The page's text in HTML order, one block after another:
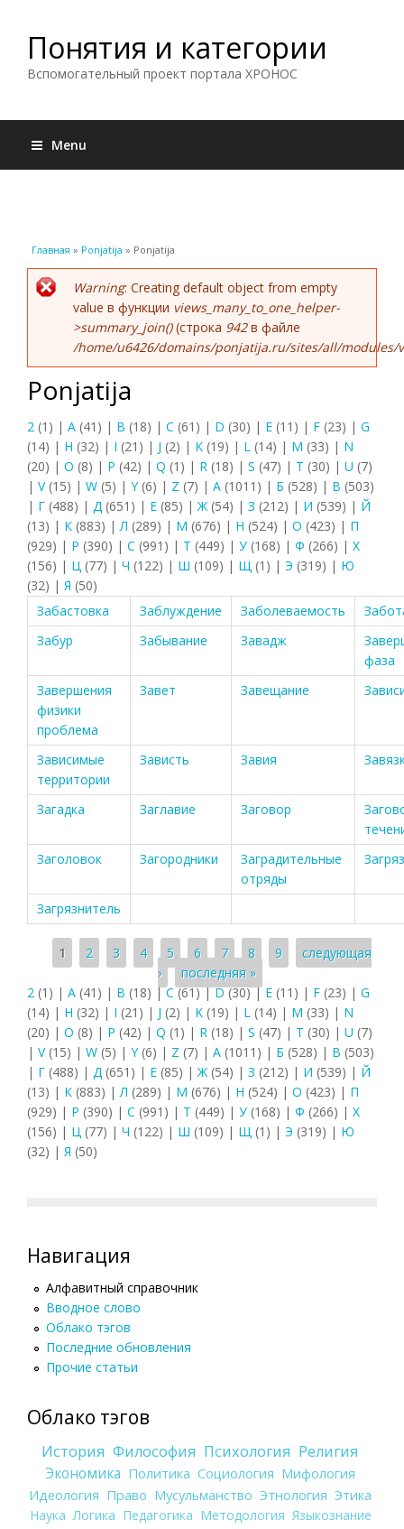
Понятия и категории
Вспомогательный проект портала ХРОНОС
Menu
Вы здесь
Главная » Ponjatija » Ponjatija
Сообщение об ошибке
Warning: Creating default object from empty
value в функции views_many_to_one_helper-
>summary_join()(строка 942в файле
/home/u6426/domains/ponjatija.ru/sites/all/modules/
Ponjatija
2 (1) | A (41) | B (18) | C (61) | D (30) | E (11) | F (23) | G
(14) | H (32) | I (21) | J (2) | K (19) | L (14) | M (33) | N
(20) | O (8) | P (42) | Q (1) | R (18) | S (47) | T (30) | U (7)
| V(15) | W (5) | Y(6) | Z (7) | А (1011) | Б (528) | В (503)
| Г (488) | Д (651) | Е (85) | Ж (54) | З (212) | И (539) | Й
(13) | К (883) | Л (289) | М (676) | Н (524) | О (423) | П
(929) | Р (390) | С (991) | Т (449) | У (168) | Ф (266) | Х
(156) | Ц (77) | Ч (122) | Ш (109) | Щ (1) | Э (319) | Ю
(32) | Я (50)
Забастовка
Заблуждение Заболеваемость
Забур
Забывание Завадж
фаза
Завершения
физики
проблема
Завет Завещание
Зависимые
территории
Зависть Завия
Загадка Заглавие Заговор
Заголовок
Загородники
Заградительные
отряды
Загрязнитель
Страницы
1 2 3 4 5 6 7 8 9
следующая
›
последняя »
2 (1) | A (41) | B (18) |C(61)|D(30)| E (11) | F (23) | G
(14) | H (32) | I (21) | J (2) | K (19) | L (14) | M (33) | N
(20) | O (8) | P (42) | Q (1) | R (18) | S (47) | T (30) | U (7)
| V(15) | W (5) | Y(6) | Z (7) | А (1011) | Б (528) | В (503)
| Г (488) | Д (651) | Е (85) | Ж (54) | З (212) | И (539) | Й
(13) | К (883) | Л (289) | М (676) | Н (524) | О (423) | П
(929) | Р (390) | С (991) | Т (449) | У (168) | Ф (266) | Х
(156) | Ц (77) | Ч (122) | Ш (109) | Щ (1) | Э (319) | Ю
(32) | Я (50)
Навигация
Алфавитный справочник
Вводное слово
Облако тэгов
Последние обновления
Прочие статьи
Облако тэгов
История Философия Психология Религия
Экономика Политика Социология Мифология
Идеология Право Мусульманство Этнология Этика
Наука Логика Педагогика Методология Языкознание